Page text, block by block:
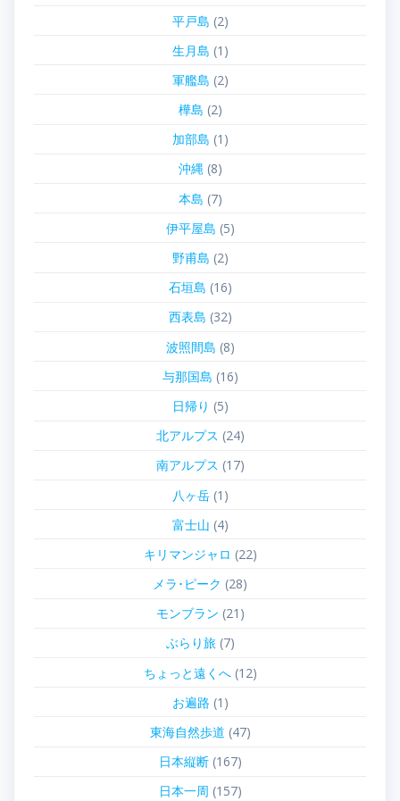
平戸島 (2)
生月島 (1)
軍艦島 (2)
樺島 (2)
加部島 (1)
沖縄(8)
本島 (7)
伊平屋島 (5)
野甫島 (2)
石垣島 (16)
西表島 (32)
波照間島 (8)
与那国島 (16)
日帰り (5)
北アルプス (24)
南アルプス (17)
八ヶ岳(1)
富士山 (4)
キリマンジャロ (22)
メラ･ピーク (28)
モンブラン (21)
ぶらり旅(7)
ちょっと遠くへ(12)
お遍路 (1)
東海自然歩道 (47)
日本縦断(167)
日本一周 (157)